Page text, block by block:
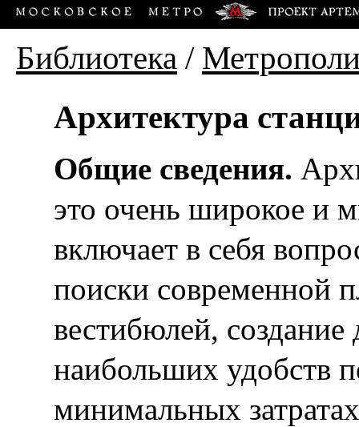
Библиотека /
Архитектура
Общие сведения.
это очень широкое и
включает в себя
поиски современной
вестибюлей, создание
наибольших удобств
минимальных